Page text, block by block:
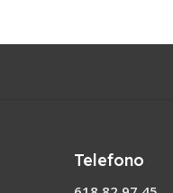
Telefono